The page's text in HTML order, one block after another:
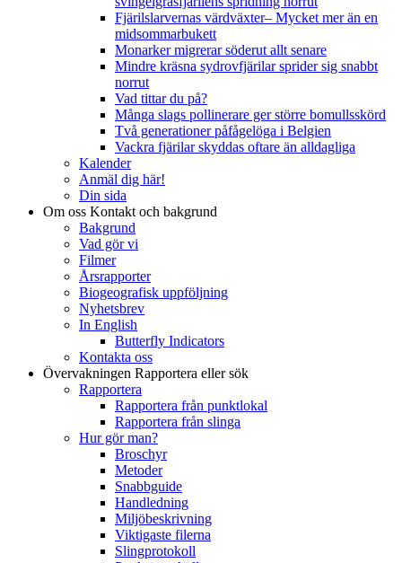
Fjärilslarvernas värdväxter– Mycket mer än en
midsommarbukett
Monarker migrerar söderut allt senare
Mindre kräsna sydrovfjärilar sprider sig snabbt
norrut
Vad tittar du på?
Många slags pollinerare ger större bomullsskörd
Två generationer påfågelöga i Belgien
Vackra fjärilar skyddas oftare än alldagliga
Kalender
Anmäl dig här!
Din sida
Om oss Kontakt och bakgrund
Bakgrund
Vad gör vi
Filmer
Årsrapporter
Biogeografisk uppföljning
Nyhetsbrev
In English
Butterfly Indicators
Kontakta oss
Övervakningen Rapportera eller sök
Rapportera
Rapportera från punktlokal
Rapportera från slinga
Hur gör man?
Broschyr
Metoder
Snabbguide
Handledning
Miljöbeskrivning
Viktigaste filerna
Slingprotokoll